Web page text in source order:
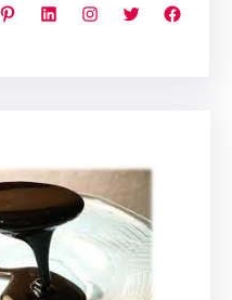
فيسبوك تويتر إنستجرام لينكد إن بينتريست